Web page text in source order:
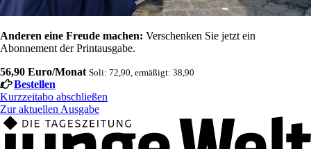
Anderen eine Freude machen: Verschenken Sie jetzt ein
Abonnement der Printausgabe.
56,90 Euro/Monat Soli: 72,90, ermäßigt: 38,90
Bestellen
Kurzzeitabo abschließen
Zur aktuellen Ausgabe